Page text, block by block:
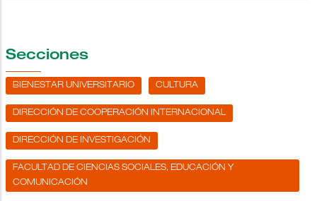
Secciones
BIENESTAR UNIVERSITARIO CULTURA
DIRECCIÓN DE COOPERACIÓN INTERNACIONAL
DIRECCIÓN DE INVESTIGACIÓN
FACULTAD DE CIENCIAS SOCIALES, EDUCACIÓN Y
COMUNICACIÓN